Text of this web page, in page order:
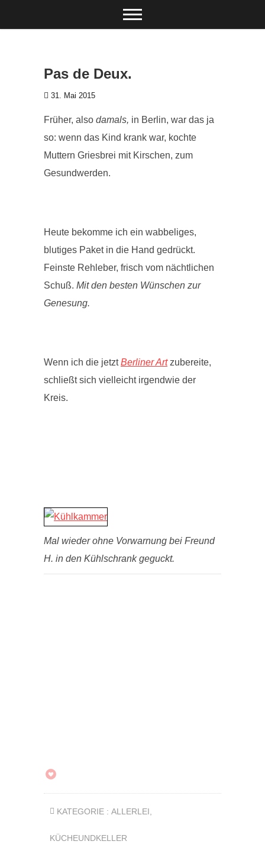
Pas de Deux.
31. Mai 2015
Früher, also damals, in Berlin, war das ja
so: wenn das Kind krank war, kochte
Muttern Griesbrei mit Kirschen, zum
Gesundwerden.
Heute bekomme ich ein wabbeliges,
blutiges Paket in die Hand gedrückt.
Feinste Rehleber, frisch vom nächtlichen
Schuß. Mit den besten Wünschen zur
Genesung.
Wenn ich die jetztBerliner Art zubereite,
schließt sich vielleicht irgendwie der
Kreis.
Mal wieder ohne Vorwarnung bei Freund
H. in den Kühlschrank geguckt.
KATEGORIE : ALLERLEI
KÜCHEUNDKELLER